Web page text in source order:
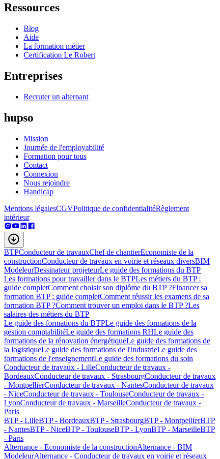
Ressources
Blog
Aide
La formation métier
Certification Le Robert
Entreprises
Recruter un alternant
hupso
Mission
Journée de l'employabilité
Formation pour tous
Contact
Connexion
Nous rejoindre
Handicap
Mentions légalesCGVPolitique de confidentialitéRèglement
intérieur
BTPConducteur de travauxChef de chantierEconomiste de la
constructionConducteur de travaux en voirie et réseaux diversBIM
ModeleurDessinateur projeteurLe guide des formations du BTP
Les formations pour travailler dans le BTPLes métiers du BTP :
guide completComment choisir son diplôme du BTP ?Financer sa
formation BTP : guide completComment réussir les examens de sa
formation BTP ?Comment trouver un emploi dans le BTP ?Les
salaires des métiers du BTP
Le guide des formations du BTPLe guide des formations de la
gestion comptabilitéLe guide des formations RHLe guide des
formations de la rénovation énergétiqueLe guide des formations de
la logistiqueLe guide des formations de l'industrieLe guide des
formations de l'enseignementLe guide des formations du soin
Conducteur de travaux - LilleConducteur de travaux -
BordeauxConducteur de travaux - StrasbourgConducteur de travaux
- MontpellierConducteur de travaux - NantesConducteur de travaux
- NiceConducteur de travaux - ToulouseConducteur de travaux -
LyonConducteur de travaux - MarseilleConducteur de travaux -
Paris
BTP - LilleBTP - BordeauxBTP - StrasbourgBTP - MontpellierBTP
- NantesBTP - NiceBTP - ToulouseBTP - LyonBTP - MarseilleBTP
- Paris
Alternance - Economiste de la constructionAlternance - BIM
ModeleurAlternance - Conducteur de travaux en voirie et réseaux